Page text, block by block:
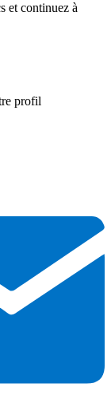
et continuez à
profil